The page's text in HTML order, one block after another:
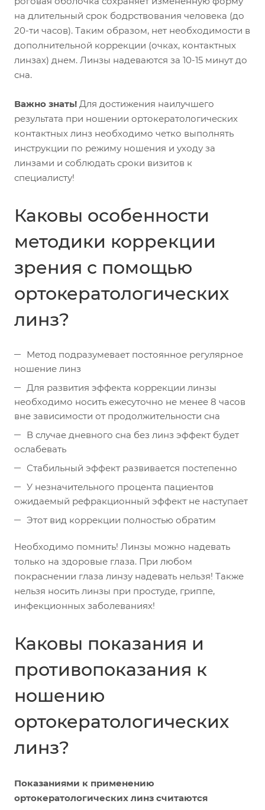
на длительный срок бодрствования человека (до
20-ти часов). Таким образом, нет необходимости в
дополнительной коррекции (очках, контактных
линзах) днем. Линзы надеваются за 10-15 минут до
сна.
Важно знать! Для достижения наилучшего
результата при ношении ортокератологических
контактных линз необходимо четко выполнять
инструкции по режиму ношения и уходу за
линзами и соблюдать сроки визитов к
специалисту!
Каковы особенности
методики коррекции
зрения с помощью
ортокератологических
линз?
Метод подразумевает постоянное регулярное
ношение линз
Для развития эффекта коррекции линзы
необходимо носить ежесуточно не менее 8 часов
вне зависимости от продолжительности сна
В случае дневного сна без линз эффект будет
ослабевать
Стабильный эффект развивается постепенно
У незначительного процента пациентов
ожидаемый рефракционный эффект не наступает
Этот вид коррекции полностью обратим
Необходимо помнить! Линзы можно надевать
только на здоровые глаза. При любом
покраснении глаза линзу надевать нельзя! Также
нельзя носить линзы при простуде, гриппе,
инфекционных заболеваниях!
Каковы показания и
противопоказания к
ношению
ортокератологических
линз?
Показаниями к применению
ортокератологических линз считаются